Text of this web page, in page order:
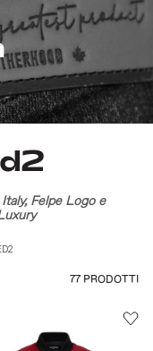
Felpe Logo e
77 PRODOTTI